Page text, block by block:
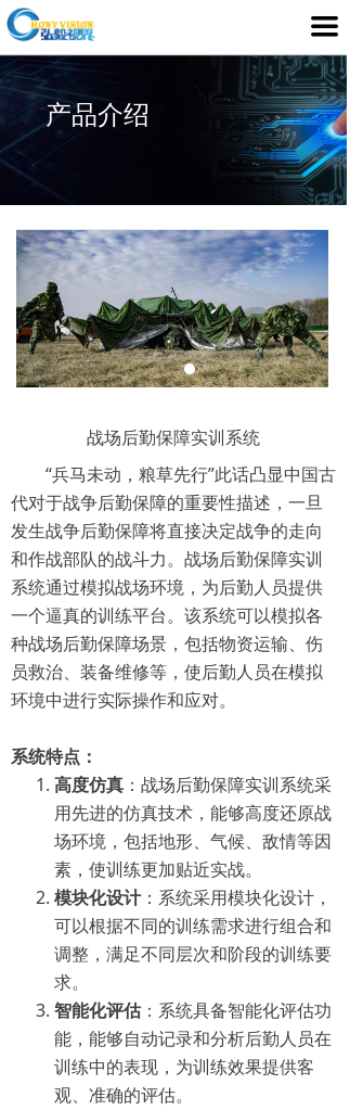
끀
首页
产品介绍
行业应用
媒体中心
客户案例
关于我们
产品介绍
战场后勤保障实训系统
“兵马未动，粮草先行”此话凸显中国古
代对于战争后勤保障的重要性描述，一旦
发生战争后勤保障将直接决定战争的走向
和作战部队的战斗力。战场后勤保障实训
系统通过模拟战场环境，为后勤人员提供
一个逼真的训练平台。该系统可以模拟各
种战场后勤保障场景，包括物资运输、伤
员救治、装备维修等，使后勤人员在模拟
环境中进行实际操作和应对。
系统特点：
高度仿真 ：战场后勤保障实训系统采
用先进的仿真技术，能够高度还原战
场环境，包括地形、气候、敌情等因
素，使训练更加贴近实战。
模块化设计：系统采用模块化设计，
可以根据不同的训练需求进行组合和
调整，满足不同层次和阶段的训练要
求。
智能化评估：系统具备智能化评估功
能，能够自动记录和分析后勤人员在
训练中的表现，为训练效果提供客
观、准确的评估。